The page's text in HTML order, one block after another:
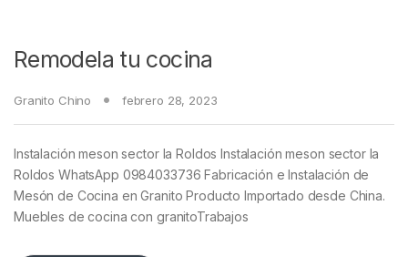
Remodela tu cocina
Granito Chino febrero 28, 2023
Instalación meson sector la Roldos Instalación meson sector la
Roldos WhatsApp 0984033736 Fabricación e Instalación de
Mesón de Cocina en Granito Producto Importado desde China.
Muebles de cocina con granitoTrabajos